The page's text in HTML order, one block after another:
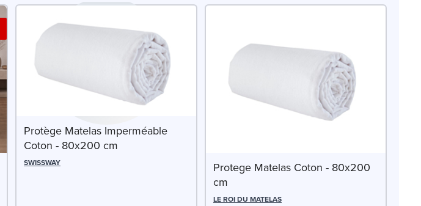
Protège Matelas Imperméable
Coton - 80x200 cm
SWISSWAY
Protege Matelas Coton - 80x200
cm
LE ROI DU MATELAS